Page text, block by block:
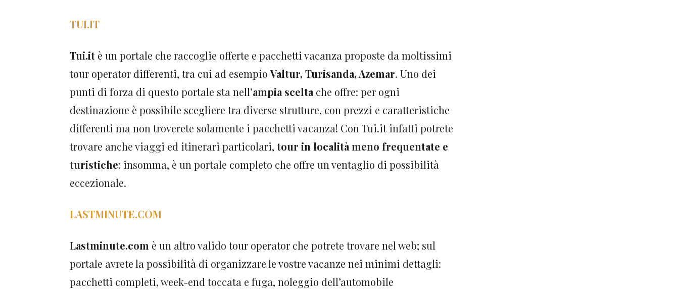
TUI.IT
Tui.it è un portale che raccoglie offerte e pacchetti vacanza proposte da moltissimi
tour operator differenti, tra cui ad esempioValtur, Turisanda, Azemar. Uno dei
punti di forza di questo portale sta nell’ampia scelta che offre: per ogni
destinazione è possibile scegliere tra diverse strutture, con prezzi e caratteristiche
differenti ma non troverete solamente i pacchetti vacanza! Con Tui.it infatti potrete
trovare anche viaggi ed itinerari particolari, tour in località meno frequentate e
turistiche: insomma, è un portale completo che offre un ventaglio di possibilità
eccezionale.
LASTMINUTE.COM
Lastminute.com è un altro valido tour operator che potrete trovare nel web; sul
portale avrete la possibilità di organizzare le vostre vacanze nei minimi dettagli:
pacchetti completi, week-end toccata e fuga, noleggio dell’automobile